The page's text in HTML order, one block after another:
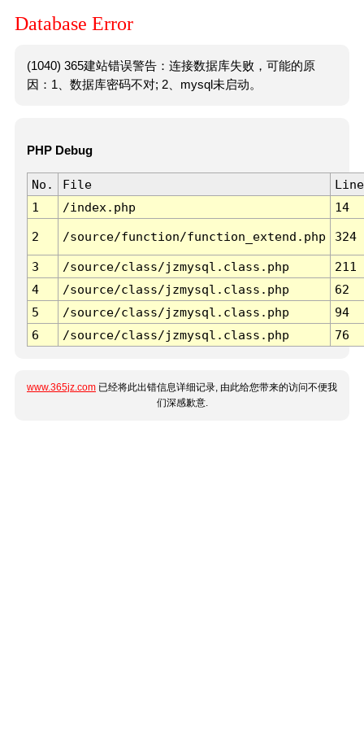
Database Error
(1040) 365建站错误警告：连接数据库失败，可能的原
因：1、数据库密码不对; 2、mysql未启动。
PHP Debug
No. File
Line
1
/index.php 14
2 /source/function/function_extend.php 324
3 /source/class/jzmysql.class.php
211
4
/source/class/jzmysql.class.php
62
5
/source/class/jzmysql.class.php
94
6
/source/class/jzmysql.class.php 76
www.365jz.com 已经将此出错信息详细记录, 由此给您带来的访问不便我
们深感歉意.